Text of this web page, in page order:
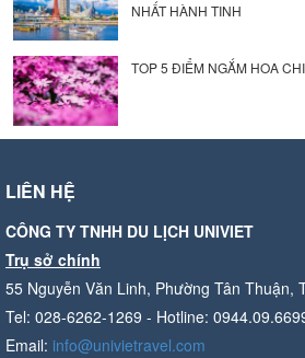
NHẤT HÀNH TINH
TOP 5 ĐIỂM NGẮM HOA
LIÊN HỆ
CÔNG TY TNHH DU LỊCH UNIVIET
Trụ sở chính
55 Nguyễn Văn Linh, Phường Tân Thuận,
Tel: 028-6262-1269 - Hotline:
Email: info@univietravel.com